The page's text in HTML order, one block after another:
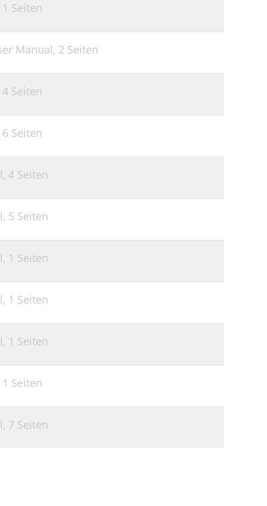
1 Seiten
Manual, 2 Seiten
4 Seiten
6 Seiten
4 Seiten
5 Seiten
1 Seiten
1 Seiten
1 Seiten
1 Seiten
7 Seiten